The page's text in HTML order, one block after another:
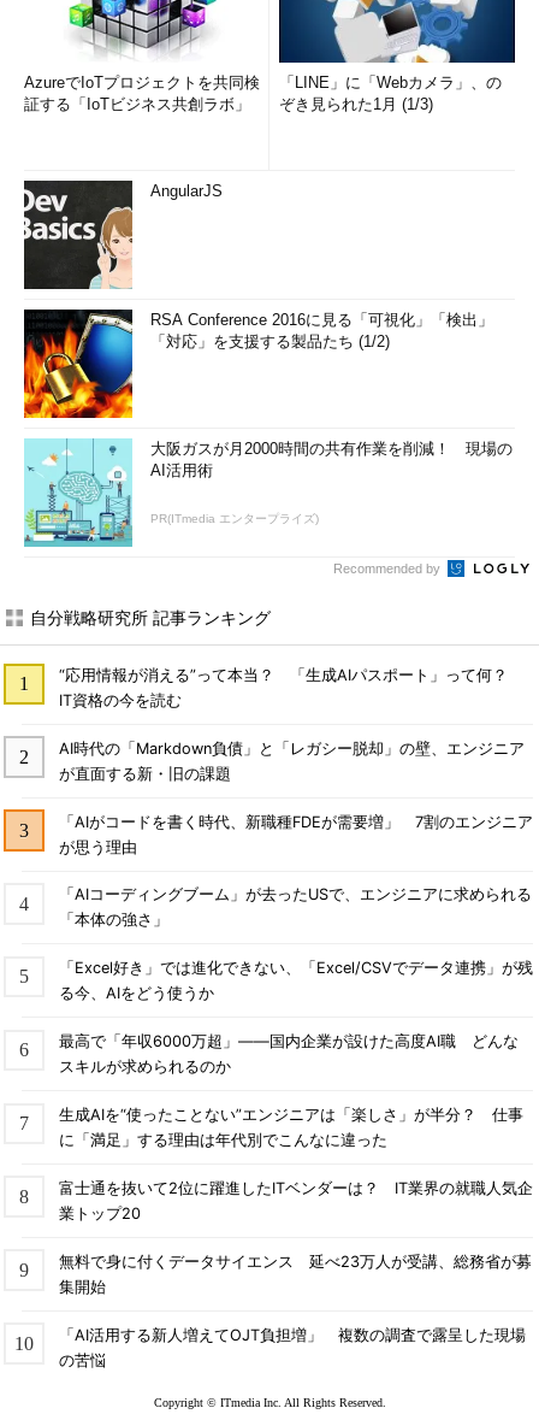
AzureでIoTプロジェクトを共同検
証する「IoTビジネス共創ラボ」
「LINE」に「Webカメラ」、の
ぞき見られた1月 (1/3)
AngularJS
RSA Conference 2016に見る「可視化」「検出」
「対応」を支援する製品たち (1/2)
大阪ガスが月2000時間の共有作業を削減！ 現場の
AI活用術
PR(ITmedia エンタープライズ)
Recommended by
自分戦略研究所 記事ランキング
“応用情報が消える”って本当？ 「生成AIパスポート」って何？
IT資格の今を読む
AI時代の「Markdown負債」と「レガシー脱却」の壁、エンジニア
が直面する新・旧の課題
「AIがコードを書く時代、新職種FDEが需要増」 7割のエンジニア
が思う理由
「AIコーディングブーム」が去ったUSで、エンジニアに求められる
「本体の強さ」
「Excel好き」では進化できない、「Excel/CSVでデータ連携」が残
る今、AIをどう使うか
最高で「年収6000万超」――国内企業が設けた高度AI職 どんな
スキルが求められるのか
生成AIを“使ったことない”エンジニアは「楽しさ」が半分？ 仕事
に「満足」する理由は年代別でこんなに違った
富士通を抜いて2位に躍進したITベンダーは？ IT業界の就職人気企
業トップ20
無料で身に付くデータサイエンス 延べ23万人が受講、総務省が募
集開始
「AI活用する新人増えてOJT負担増」 複数の調査で露呈した現場
の苦悩
Copyright © ITmedia Inc. All Rights Reserved.